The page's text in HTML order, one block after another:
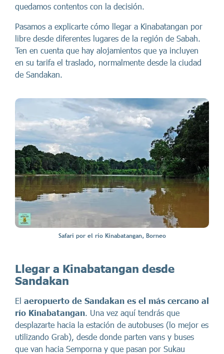
quedamos contentos con la decisión.
Pasamos a explicarte cómo llegar a Kinabatangan por
libre desde diferentes lugares de la región de Sabah.
Ten en cuenta que hay alojamientos que ya incluyen
en su tarifa el traslado, normalmente desde la ciudad
de Sandakan.
Safari por el río Kinabatangan, Borneo
Llegar a Kinabatangan desde
Sandakan
El aeropuerto de Sandakan es el más cercano al
río Kinabatangan. Una vez aquí tendrás que
desplazarte hacia la estación de autobuses (lo mejor es
utilizando Grab), desde donde parten vans y buses
que van hacia Semporna y que pasan por Sukau